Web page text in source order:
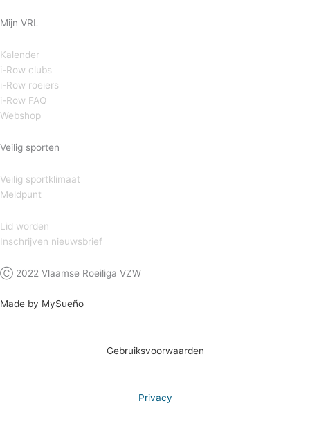
Mijn VRL
Kalender
i-Row clubs
i-Row roeiers
i-Row FAQ
Webshop
Veilig sporten
Veilig sportklimaat
Meldpunt
Lid worden
Inschrijven nieuwsbrief
Ⓒ 2022 Vlaamse Roeiliga VZW
Made by MySueño
Gebruiksvoorwaarden
Privacy